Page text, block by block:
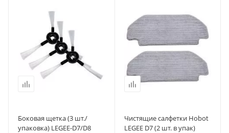
Боковая щетка (3 шт./
упаковка) LEGEE-D7/D8
Чистящие салфетки Hobot
LEGEE D7 (2 шт. в упак)